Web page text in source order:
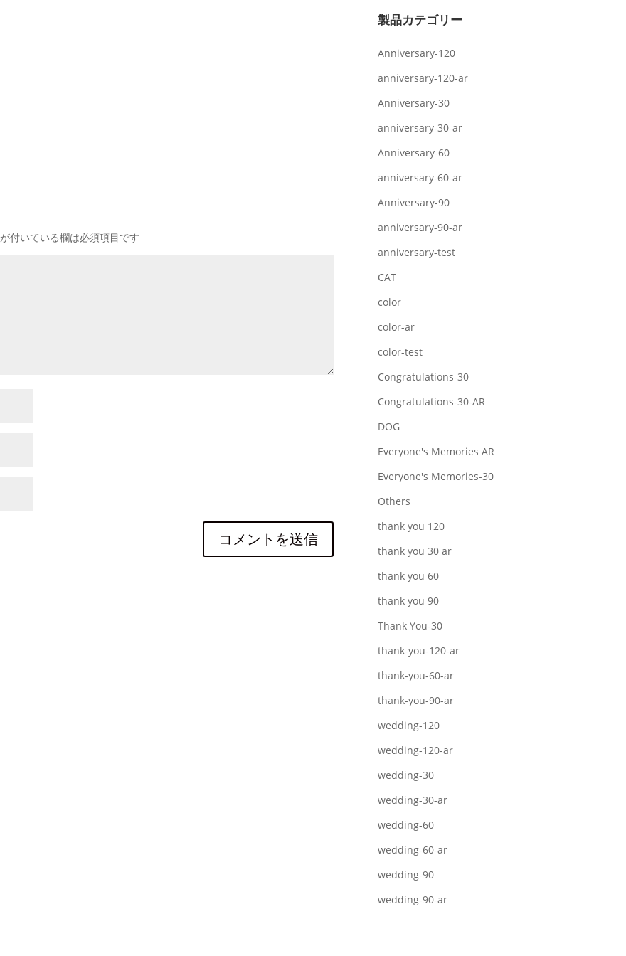
が付いている欄は必須項目です
製品カテゴリー
Anniversary-120
anniversary-120-ar
Anniversary-30
anniversary-30-ar
Anniversary-60
anniversary-60-ar
Anniversary-90
anniversary-90-ar
anniversary-test
CAT
color
color-ar
color-test
Congratulations-30
Congratulations-30-AR
DOG
Everyone's Memories AR
Everyone's Memories-30
Others
thank you 120
thank you 30 ar
thank you 60
thank you 90
Thank You-30
thank-you-120-ar
thank-you-60-ar
thank-you-90-ar
wedding-120
wedding-120-ar
wedding-30
wedding-30-ar
wedding-60
wedding-60-ar
wedding-90
wedding-90-ar